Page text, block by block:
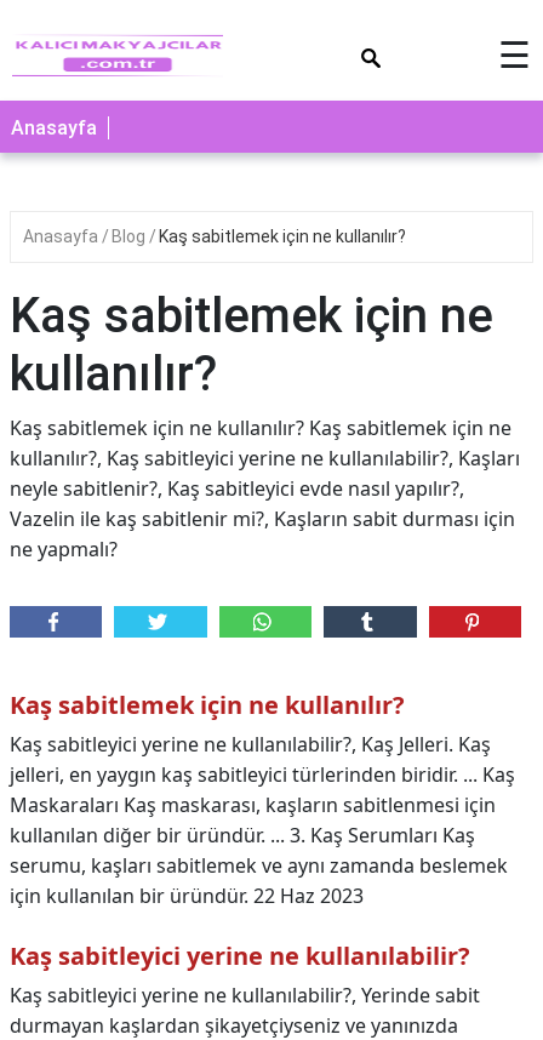
☰
Anasayfa
Anasayfa Blog Kaş sabitlemek için ne kullanılır?
Kaş sabitlemek için ne
kullanılır?
Kaş sabitlemek için ne kullanılır? Kaş sabitlemek için ne
kullanılır?, Kaş sabitleyici yerine ne kullanılabilir?, Kaşları
neyle sabitlenir?, Kaş sabitleyici evde nasıl yapılır?,
Vazelin ile kaş sabitlenir mi?, Kaşların sabit durması için
ne yapmalı?
Kaş sabitlemek için ne kullanılır?
Kaş sabitleyici yerine ne kullanılabilir?, Kaş Jelleri. Kaş
jelleri, en yaygın kaş sabitleyici türlerinden biridir. ... Kaş
Maskaraları Kaş maskarası, kaşların sabitlenmesi için
kullanılan diğer bir üründür. ... 3. Kaş Serumları Kaş
serumu, kaşları sabitlemek ve aynı zamanda beslemek
için kullanılan bir üründür. 22 Haz 2023
Kaş sabitleyici yerine ne kullanılabilir?
Kaş sabitleyici yerine ne kullanılabilir?, Yerinde sabit
durmayan kaşlardan şikayetçiyseniz ve yanınızda